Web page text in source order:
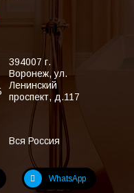
394007 г.
Воронеж,ул.
Ленинский
проспект, д.117
Вся Россия
WhatsApp